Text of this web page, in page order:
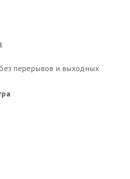
перерывов и выходных